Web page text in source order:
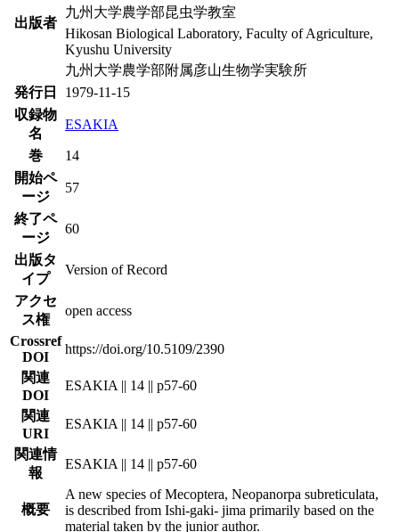
出版者
九州大学農学部昆虫学教室
Hikosan Biological Laboratory, Faculty of Agriculture,
Kyushu University
九州大学農学部附属彦山生物学実験所
発行日
1979-11-15
収録物
名
ESAKIA
巻
14
開始ペ
ージ
57
終了ペ
ージ
60
出版タ
イプ
Version of Record
アクセ
ス権
open access
Crossref
DOI
https://doi.org/10.5109/2390
関連
DOI
ESAKIA || 14 || p57-60
関連
URI
ESAKIA || 14 || p57-60
関連情
報
ESAKIA || 14 || p57-60
概要
A new species of Mecoptera, Neopanorpa subreticulata,
is described from Ishi-gaki- jima primarily based on the
material taken by the junior author.